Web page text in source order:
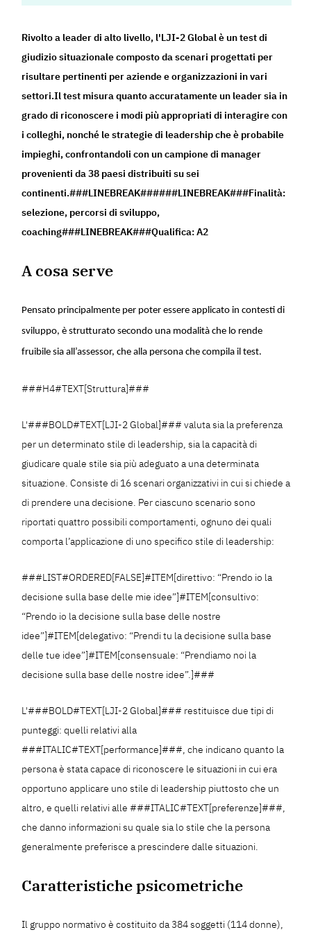
Rivolto a leader di alto livello, l'LJI-2 Global è un test di
giudizio situazionale composto da scenari progettati per
risultare pertinenti per aziende e organizzazioni in vari
settori.Il test misura quanto accuratamente un leader sia in
grado di riconoscere i modi più appropriati di interagire con
i colleghi, nonché le strategie di leadership che è probabile
impieghi, confrontandoli con un campione di manager
provenienti da 38 paesi distribuiti su sei
continenti.###LINEBREAK######LINEBREAK###Finalità:
selezione, percorsi di sviluppo,
coaching###LINEBREAK###Qualifica: A2
A cosa serve
Pensato principalmente per poter essere applicato in contesti di
sviluppo, è strutturato secondo una modalità che lo rende
fruibile sia all’assessor, che alla persona che compila il test.
###H4#TEXT[Struttura]###
L'###BOLD#TEXT[LJI-2 Global]### valuta sia la preferenza
per un determinato stile di leadership, sia la capacità di
giudicare quale stile sia più adeguato a una determinata
situazione. Consiste di 16 scenari organizzativi in cui si chiede a
di prendere una decisione. Per ciascuno scenario sono
riportati quattro possibili comportamenti, ognuno dei quali
comporta l’applicazione di uno specifico stile di leadership:
###LIST#ORDERED[FALSE]#ITEM[direttivo: “Prendo io la
decisione sulla base delle mie idee”]#ITEM[consultivo:
“Prendo io la decisione sulla base delle nostre
idee”]#ITEM[delegativo: “Prendi tu la decisione sulla base
delle tue idee”]#ITEM[consensuale: “Prendiamo noi la
decisione sulla base delle nostre idee”.]###
L'###BOLD#TEXT[LJI-2 Global]### restituisce due tipi di
punteggi: quelli relativi alla
###ITALIC#TEXT[performance]###, che indicano quanto la
persona è stata capace di riconoscere le situazioni in cui era
opportuno applicare uno stile di leadership piuttosto che un
altro, e quelli relativi alle ###ITALIC#TEXT[preferenze]###,
che danno informazioni su quale sia lo stile che la persona
generalmente preferisce a prescindere dalle situazioni.
Caratteristiche psicometriche
Il gruppo normativo è costituito da 384 soggetti (114 donne),